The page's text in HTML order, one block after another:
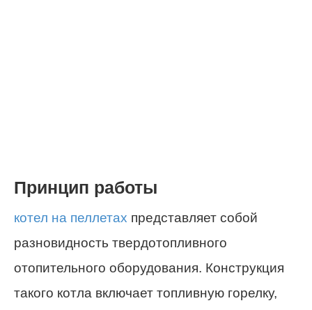
Принцип работы
котел на пеллетах представляет собой
разновидность твердотопливного
отопительного оборудования. Конструкция
такого котла включает топливную горелку,